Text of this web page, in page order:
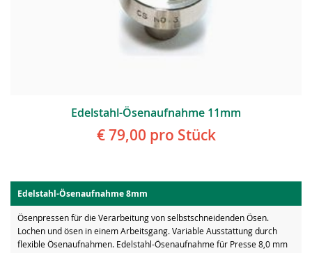
Edelstahl-Ösenaufnahme 11mm
€ 79,00 pro Stück
Edelstahl-Ösenaufnahme 8mm
Ösenpressen für die Verarbeitung von selbstschneidenden Ösen.
Lochen und ösen in einem Arbeitsgang. Variable Ausstattung durch
flexible Ösenaufnahmen. Edelstahl-Ösenaufnahme für Presse 8,0 mm